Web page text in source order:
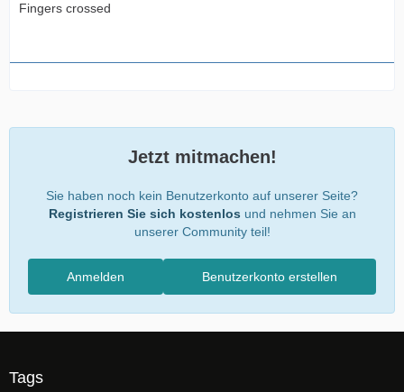
Fingers crossed
Jetzt mitmachen!
Sie haben noch kein Benutzerkonto auf unserer Seite?
Registrieren Sie sich kostenlos und nehmen Sie an
unserer Community teil!
Benutzerkonto erstellen
Anmelden
Tags